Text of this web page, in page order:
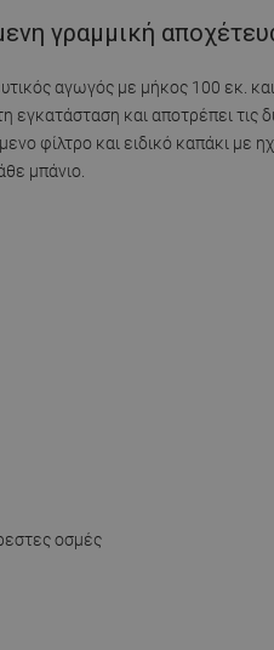
γραμμική
αγωγός με μήκος 100 εκ.
εγκατάσταση και αποτρέπει
φίλτρο και ειδικό καπάκι με
μπάνιο.
οσμές